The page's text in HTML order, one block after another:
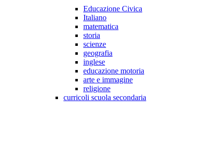
Educazione Civica
Italiano
matematica
storia
scienze
geografia
inglese
educazione motoria
arte e immagine
religione
curricoli scuola secondaria